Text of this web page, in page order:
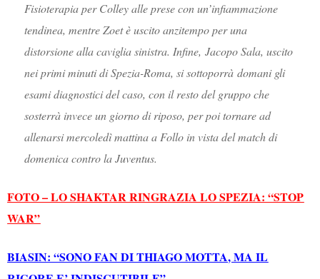
Fisioterapia per Colley alle prese con un’infiammazione
tendinea, mentre Zoet è uscito anzitempo per una
distorsione alla caviglia sinistra. Infine, Jacopo Sala, uscito
nei primi minuti di Spezia-Roma, si sottoporrà domani gli
esami diagnostici del caso, con il resto del gruppo che
sosterrà invece un giorno di riposo, per poi tornare ad
allenarsi mercoledì mattina a Follo in vista del match di
domenica contro la Juventus.
FOTO – LO SHAKTAR RINGRAZIA LO SPEZIA: “STOP
WAR”
BIASIN: “SONO FAN DI THIAGO MOTTA, MA IL